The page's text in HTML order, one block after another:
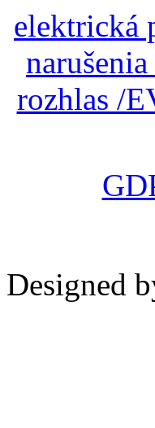
elektrická
rozhlas /
Designed